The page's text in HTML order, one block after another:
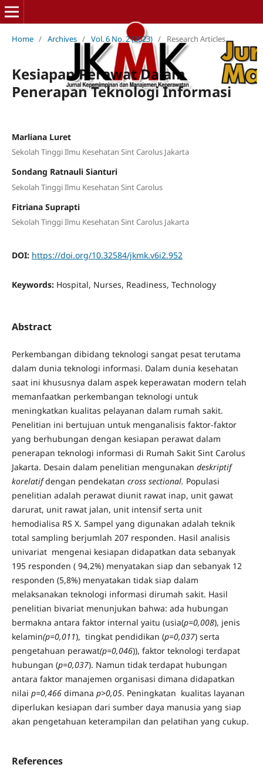
Home / Archives / Vol. 6 No. 2 (2023) / Research Articles
Kesiapan Perawat Dalam
Penerapan Teknologi Informasi
Marliana Luret
Sekolah Tinggi Ilmu Kesehatan Sint Carolus Jakarta
Sondang Ratnauli Sianturi
Sekolah Tinggi Ilmu Kesehatan Sint Carolus
Fitriana Suprapti
Sekolah Tinggi Ilmu Kesehatan Sint Carolus Jakarta
DOI: https://doi.org/10.32584/jkmk.v6i2.952
Keywords: Hospital, Nurses, Readiness, Technology
Abstract
Perkembangan dibidang teknologi sangat pesat terutama
dalam dunia teknologi informasi. Dalam dunia kesehatan
saat ini khususnya dalam aspek keperawatan modern telah
memanfaatkan perkembangan teknologi untuk
meningkatkan kualitas pelayanan dalam rumah sakit.
Penelitian ini bertujuan untuk menganalisis faktor-faktor
yang berhubungan dengan kesiapan perawat dalam
penerapan teknologi informasi di Rumah Sakit Sint Carolus
Jakarta. Desain dalam penelitian mengunakan deskriptif
korelatifdengan pendekatan cross sectional. Populasi
penelitian adalah perawat diunit rawat inap, unit gawat
darurat, unit rawat jalan, unit intensif serta unit
hemodialisa RS X. Sampel yang digunakan adalah teknik
total sampling berjumlah 207 responden. Hasil analisis
univariat mengenai kesiapan didapatkan data sebanyak
195 responden ( 94,2%) menyatakan siap dan sebanyak 12
responden (5,8%) menyatakan tidak siap dalam
melaksanakan teknologi informasi dirumah sakit. Hasil
penelitian bivariat menunjukan bahwa: ada hubungan
bermakna antara faktor internal yaitu (usia(p=0,008), jenis
kelamin(p=0,011), tingkat pendidikan (p=0,037) serta
pengetahuan perawat(p=0,046)), faktor teknologi terdapat
hubungan (p=0,037). Namun tidak terdapat hubungan
antara faktor manajemen organisasi dimana didapatkan
nilai p=0,466dimana p>0,05. Peningkatan kualitas layanan
diperlukan kesiapan dari sumber daya manusia yang siap
akan pengetahuan keterampilan dan pelatihan yang cukup.
References